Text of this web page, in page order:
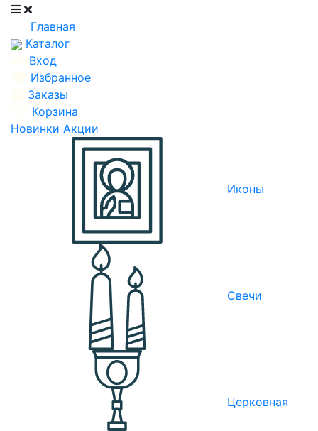
Главная
Каталог
Вход
Избранное
Заказы
Корзина
Новинки Акции
Иконы
Свечи
Церковная